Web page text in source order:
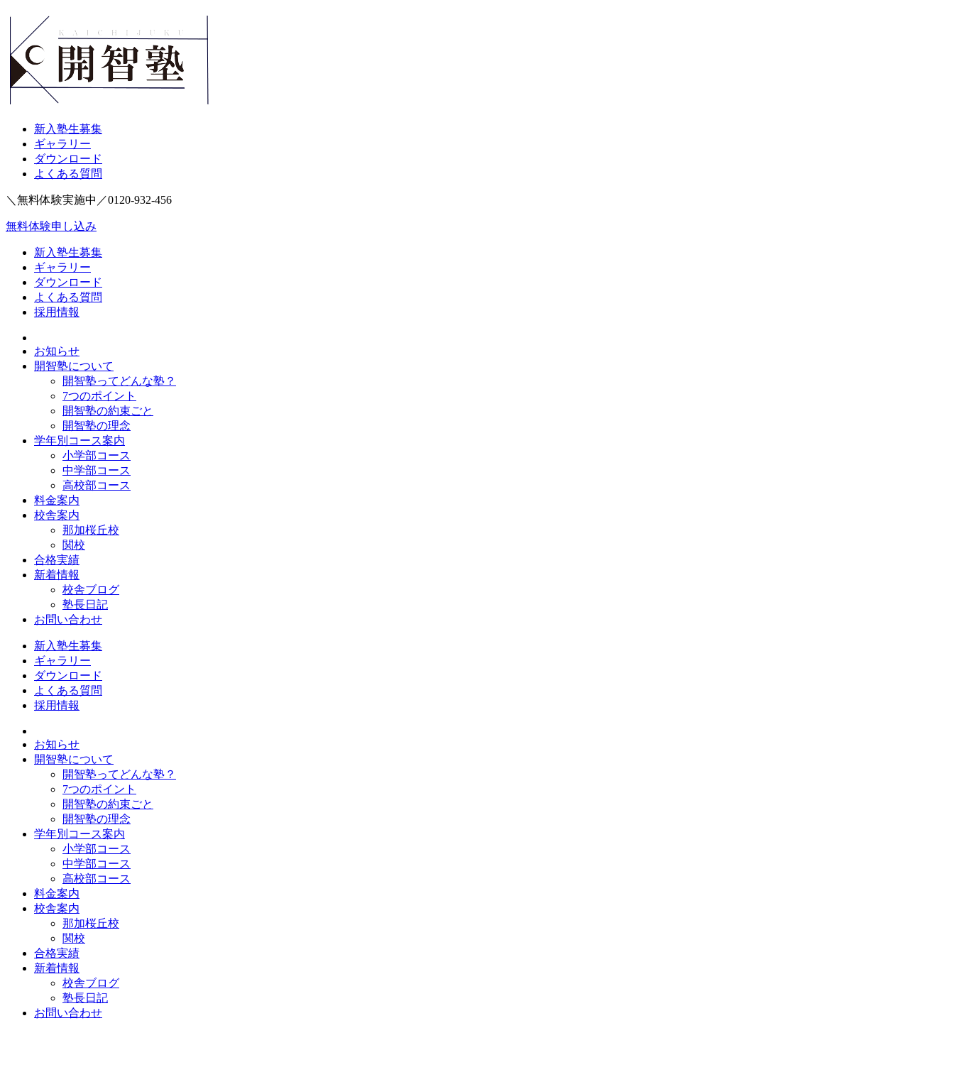
新入塾生募集
ギャラリー
ダウンロード
よくある質問
＼無料体験実施中／0120-932-456
無料体験申し込み
新入塾生募集
ギャラリー
ダウンロード
よくある質問
採用情報
お知らせ
開智塾について
開智塾ってどんな塾？
7つのポイント
開智塾の約束ごと
開智塾の理念
学年別コース案内
小学部コース
中学部コース
高校部コース
料金案内
校舎案内
那加桜丘校
関校
合格実績
新着情報
校舎ブログ
塾長日記
お問い合わせ
新入塾生募集
ギャラリー
ダウンロード
よくある質問
採用情報
お知らせ
開智塾について
開智塾ってどんな塾？
7つのポイント
開智塾の約束ごと
開智塾の理念
学年別コース案内
小学部コース
中学部コース
高校部コース
料金案内
校舎案内
那加桜丘校
関校
合格実績
新着情報
校舎ブログ
塾長日記
お問い合わせ